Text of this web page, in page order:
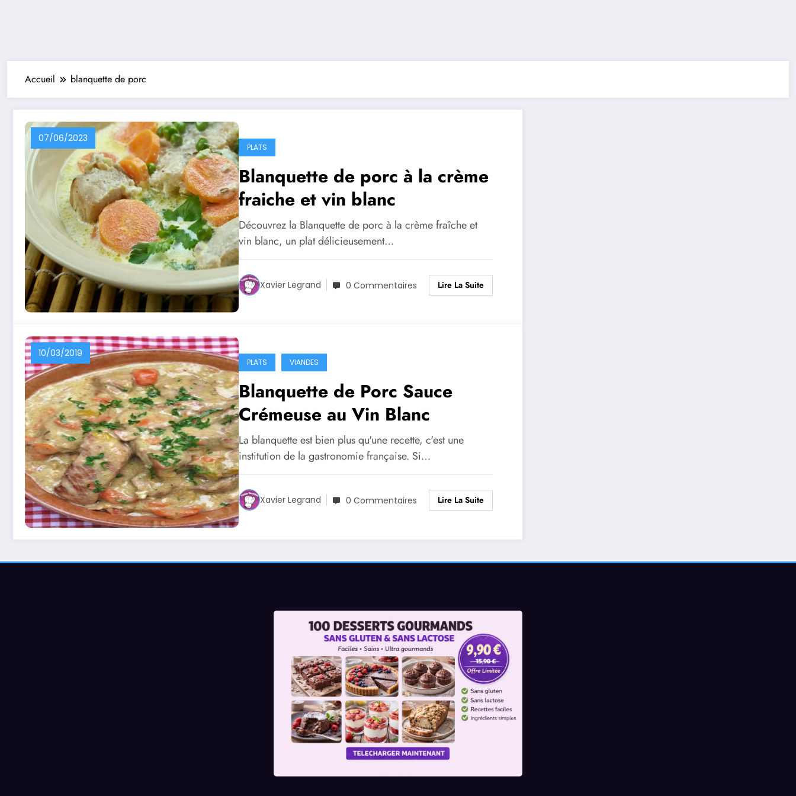
Accueil blanquette de porc
07/06/2023
PLATS
Blanquette de porc à la crème
fraiche et vin blanc
Découvrez la Blanquette de porc à la crème fraîche et
vin blanc, un plat délicieusement…
Xavier Legrand 0 Commentaires Lire La Suite
10/03/2019
PLATS VIANDES
Blanquette de Porc Sauce
Crémeuse au Vin Blanc
La blanquette est bien plus qu'une recette, c'est une
institution de la gastronomie française. Si…
Xavier Legrand 0 Commentaires Lire La Suite